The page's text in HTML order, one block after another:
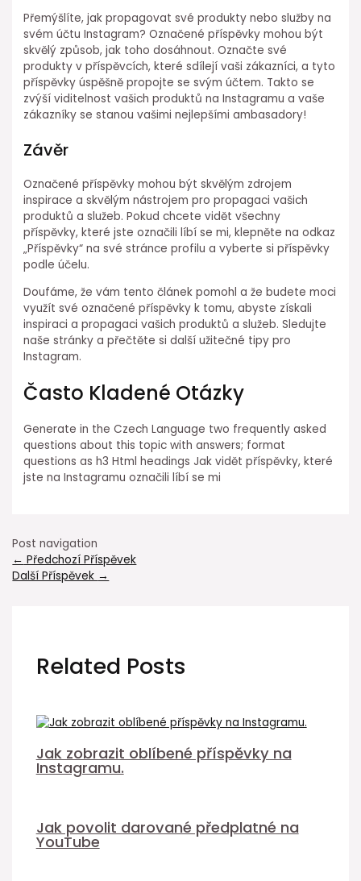
Přemýšlíte, jak propagovat své produkty nebo služby na
svém účtu Instagram? Označené příspěvky mohou být
skvělý způsob, jak toho dosáhnout. Označte své
produkty v příspěvcích, které sdílejí vaši zákazníci, a tyto
příspěvky úspěšně propojte se svým účtem. Takto se
zvýší viditelnost vašich produktů na Instagramu a vaše
zákazníky se stanou vašimi nejlepšími ambasadory!
Závěr
Označené příspěvky mohou být skvělým zdrojem
inspirace a skvělým nástrojem pro propagaci vašich
produktů a služeb. Pokud chcete vidět všechny
příspěvky, které jste označili líbí se mi, klepněte na odkaz
„Příspěvky“ na své stránce profilu a vyberte si příspěvky
podle účelu.
Doufáme, že vám tento článek pomohl a že budete moci
využít své označené příspěvky k tomu, abyste získali
inspiraci a propagaci vašich produktů a služeb. Sledujte
naše stránky a přečtěte si další užitečné tipy pro
Instagram.
Často Kladené Otázky
Generate in the Czech Language two frequently asked
questions about this topic with answers; format
questions as h3 Html headings Jak vidět příspěvky, které
jste na Instagramu označili líbí se mi
Post navigation
← Předchozí Příspěvek
Další Příspěvek →
Related Posts
Jak zobrazit oblíbené příspěvky na
Instagramu.
Jak povolit darované předplatné na
YouTube